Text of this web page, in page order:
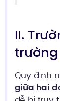
II.
Quy định
giữa hai